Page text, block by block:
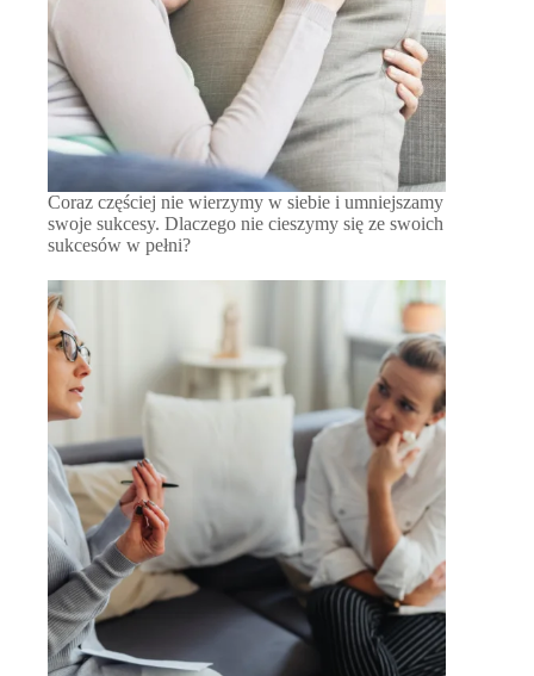
Coraz częściej nie wierzymy w siebie i umniejszamy
swoje sukcesy. Dlaczego nie cieszymy się ze swoich
sukcesów w pełni?